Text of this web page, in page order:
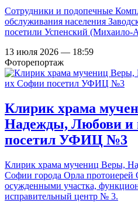
Сотрудники и подопечные
обслуживания населения
посетили Успенский (Михаило-
13 июля 2026 — 18:59
Фоторепортаж
Клирик храма
Надежды, Любови и
посетил УФИЦ №3
Клирик храма мучениц Веры,
Софии города Орла протоиерей
осужденными участка,
исправительный центр № 3.